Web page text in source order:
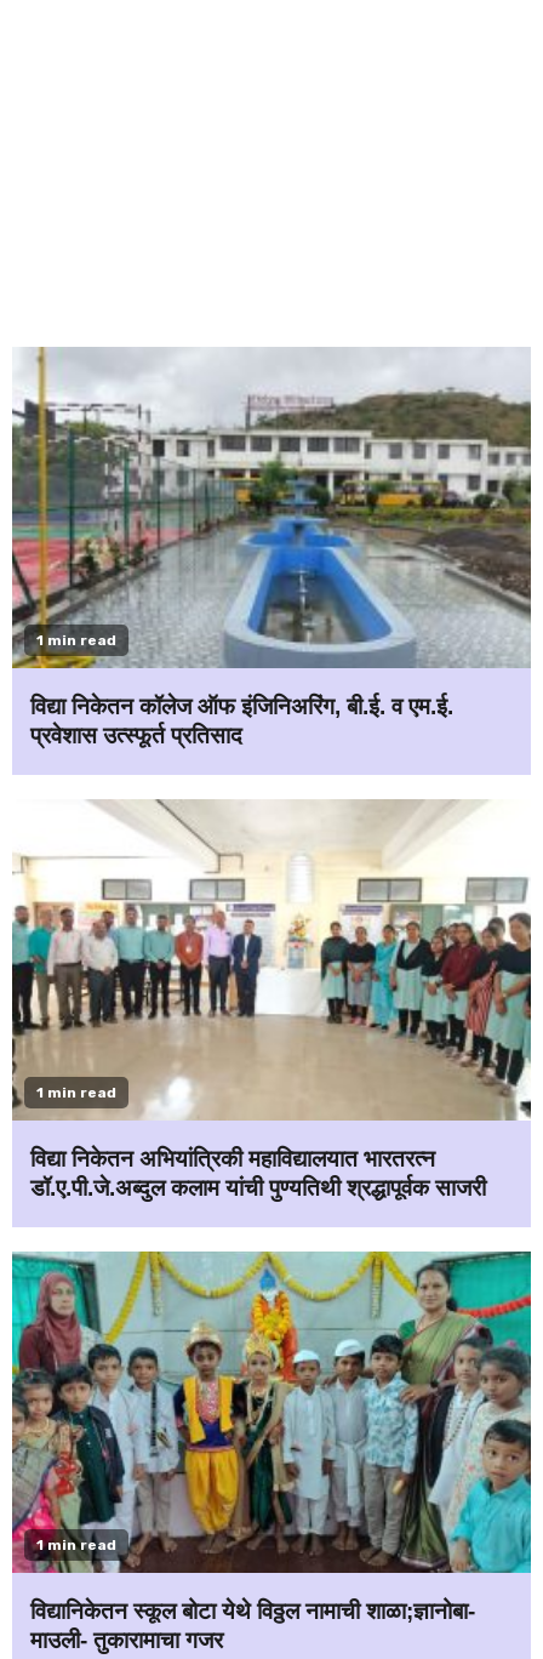
1 min read
विद्या निकेतन कॉलेज ऑफ इंजिनिअरिंग, बी.ई. व एम.ई.
प्रवेशास उत्स्फूर्त प्रतिसाद
1 min read
विद्या निकेतन अभियांत्रिकी महाविद्यालयात भारतरत्न
डॉ.ए.पी.जे.अब्दुल कलाम यांची पुण्यतिथी श्रद्धापूर्वक साजरी
1 min read
विद्यानिकेतन स्कूल बोटा येथे विठ्ठल नामाची शाळा;ज्ञानोबा-
माउली- तुकारामाचा गजर